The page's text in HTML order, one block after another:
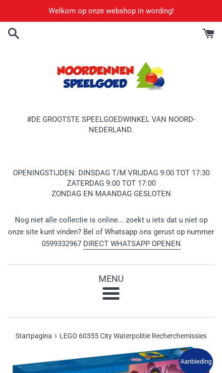
content
Welkom op onze webshop in wording!
#DE GROOTSTE SPEELGOEDWINKEL VAN NOORD-
NEDERLAND.
OPENINGSTIJDEN: DINSDAG T/M VRIJDAG 9:00 TOT 17:30
ZATERDAG 9:00 TOT 17:00
ZONDAG EN MAANDAG GESLOTEN
Nog niet alle collectie is online... zoekt u iets dat u niet op
onze site kunt vinden? Bel of Whatsapp ons gerust op nummer
0599332967 DIRECT WHATSAPP OPENEN
MENU
Startpagina › LEGO 60355 City Waterpolitie Recherchemissies
Aanbieding